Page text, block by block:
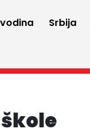
Srbija